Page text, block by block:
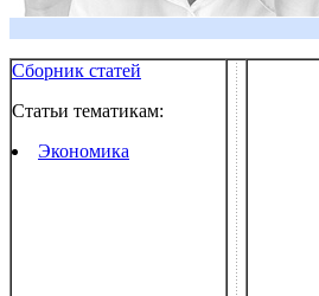
Сборник статей
Статьи тематикам:
Экономика